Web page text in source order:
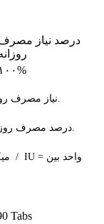
درصد نیاز
۱۰۰%
Tabs